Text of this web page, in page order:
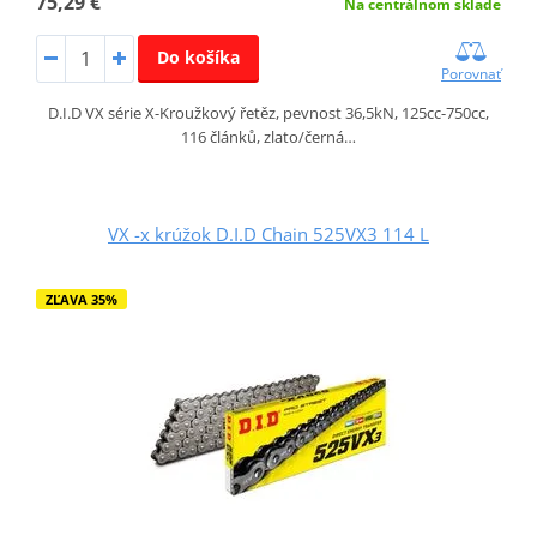
Na centrálnom sklade
Do košíka
Porovnať
D.I.D VX série X-Kroužkový řetěz, pevnost 36,5kN, 125cc-750cc,
116 článků, zlato/černá…
VX -x krúžok D.I.D Chain 525VX3 114 L
ZĽAVA 35%